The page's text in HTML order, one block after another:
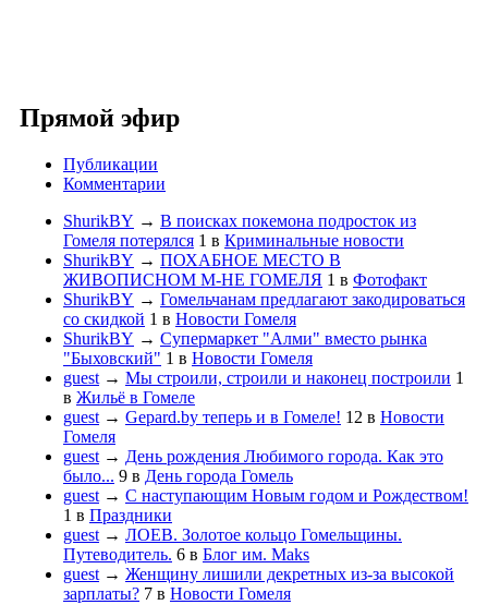
Прямой эфир
Публикации
Комментарии
ShurikBY → В поисках покемона подросток из
Гомеля потерялся 1 в Криминальные новости
ShurikBY → ПОХАБНОЕ МЕСТО В
ЖИВОПИСНОМ М-НЕ ГОМЕЛЯ 1 в Фотофакт
ShurikBY → Гомельчанам предлагают закодироваться
со скидкой 1 в Новости Гомеля
ShurikBY → Супермаркет "Алми" вместо рынка
"Быховский" 1 в Новости Гомеля
guest → Мы строили, строили и наконец построили 1
в Жильё в Гомеле
guest → Gepard.by теперь и в Гомеле! 12 в Новости
Гомеля
guest → День рождения Любимого города. Как это
было... 9 в День города Гомель
guest → С наступающим Новым годом и Рождеством!
1 в Праздники
guest → ЛОЕВ. Золотое кольцо Гомельщины.
Путеводитель. 6 в Блог им. Maks
guest → Женщину лишили декретных из-за высокой
зарплаты? 7 в Новости Гомеля